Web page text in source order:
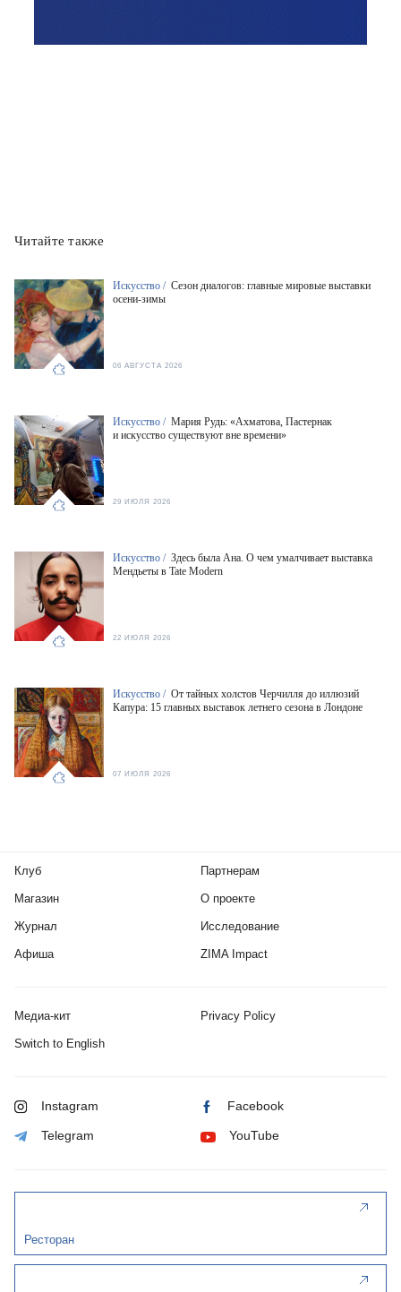
Читайте также
Искусство / Сезон диалогов: главные мировые выставки
осени-зимы
06 АВГУСТА 2026
Искусство / Мария Рудь: «Ахматова, Пастернак
и искусство существуют вне времени»
29 ИЮЛЯ 2026
Искусство / Здесь была Ана. О чем умалчивает выставка
Мендьеты в Tate Modern
22 ИЮЛЯ 2026
Искусство / От тайных холстов Черчилля до иллюзий
Капура: 15 главных выставок летнего сезона в Лондоне
07 ИЮЛЯ 2026
Клуб
Магазин
Журнал
Афиша
Партнерам
О проекте
Исследование
ZIMA Impact
Медиа-кит Privacy Policy
Switch to English
Instagram Facebook
Telegram YouTube
Ресторан